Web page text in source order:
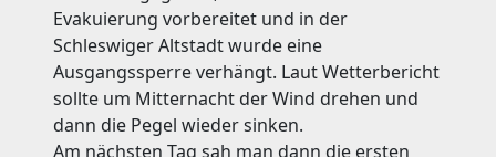
Evakuierung vorbereitet und in der
Schleswiger Altstadt wurde eine
Ausgangssperre verhängt. Laut Wetterbericht
sollte um Mitternacht der Wind drehen und
dann die Pegel wieder sinken.
Am nächsten Tag sah man dann die ersten